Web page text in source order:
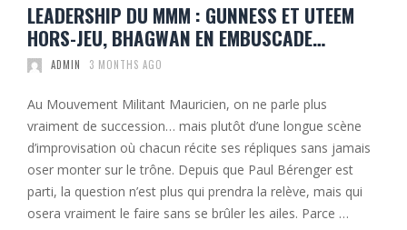
LEADERSHIP DU MMM : GUNNESS ET UTEEM
HORS-JEU, BHAGWAN EN EMBUSCADE…
ADMIN 3 MONTHS AGO
Au Mouvement Militant Mauricien, on ne parle plus
vraiment de succession… mais plutôt d’une longue scène
d’improvisation où chacun récite ses répliques sans jamais
oser monter sur le trône. Depuis que Paul Bérenger est
parti, la question n’est plus qui prendra la relève, mais qui
osera vraiment le faire sans se brûler les ailes. Parce …